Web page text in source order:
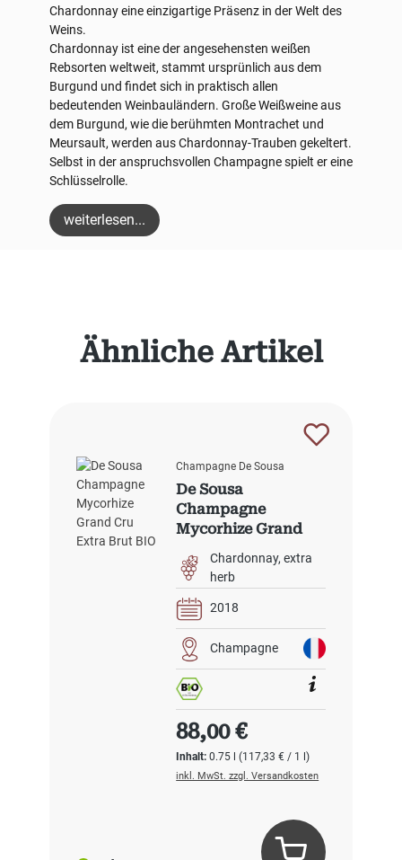
Produktgalerie überspringen
Ähnliche Artikel
Champagne De Sousa
De Sousa
Champagne
Mycorhize Grand
Chardonnay extra
herb
2018
Champagne
Inhalt:0.75 l(117,33 € / 1 l)
Regulärer Preis:
88,00 €
inkl. MwSt. zzgl. Versandkosten
Chardonnay eine einzigartige Präsenz in der Welt des
Weins.
Chardonnay ist eine der angesehensten weißen
Rebsorten weltweit, stammt ursprünlich aus dem
Burgund und findet sich in praktisch allen
bedeutenden Weinbauländern. Große Weißweine aus
dem Burgund, wie die berühmten Montrachet und
Meursault, werden aus Chardonnay-Trauben gekeltert.
Selbst in der anspruchsvollen Champagne spielt er eine
Schlüsselrolle.
weiterlesen...